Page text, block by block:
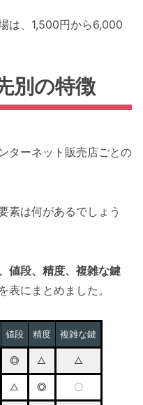
は、1,500円から6,000
別の特徴
ターネット販売店ごとの
素は何があるでしょう
値段、精度、複雑な鍵
表にまとめました。
値段 精度 複雑な鍵
◎ △ △
△ ◎ 〇